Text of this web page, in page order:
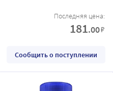
Последняя цена:
181.00₽
Сообщить о поступлении